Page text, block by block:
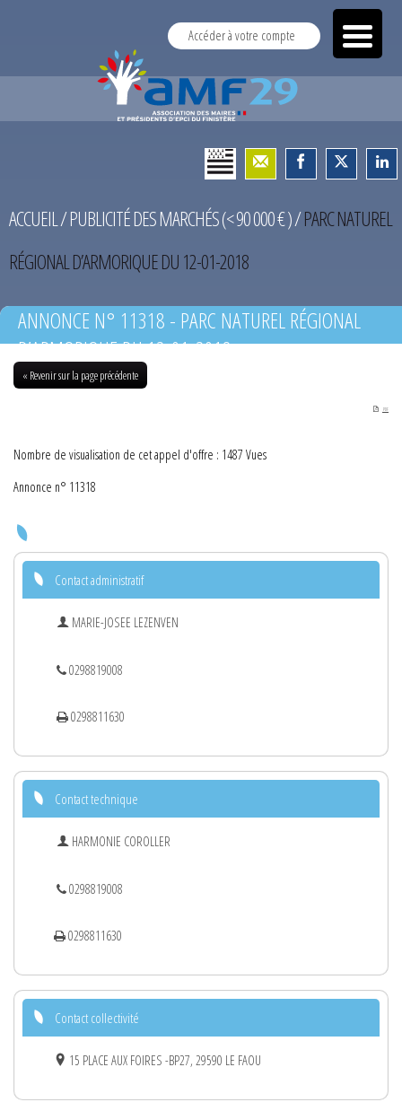
Accéder à votre compte
ACCUEIL/PUBLICITÉ DES MARCHÉS (< 90 000 € )/PARC NATUREL
RÉGIONAL D’ARMORIQUE DU 12-01-2018
ANNONCE N° 11318 - PARC NATUREL RÉGIONAL
D’ARMORIQUE DU 12-01-2018
« Revenir sur la page précédente
PDF
Nombre de visualisation de cet appel d'offre : 1487 Vues
Annonce n° 11318
Contact administratif
MARIE-JOSEE LEZENVEN
0298819008
0298811630
Contact technique
HARMONIE COROLLER
0298819008
0298811630
Contact collectivité
15 PLACE AUX FOIRES -BP27, 29590 LE FAOU